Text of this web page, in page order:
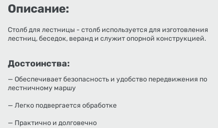
Описание:
Столб для лестницы - столб используется для изготовления
лестниц, беседок, веранд и служит опорной конструкцией.
Достоинства:
— Обеспечивает безопасность и удобство передвижения по
лестничному маршу
— Легко подвергается обработке
— Практично и долговечно